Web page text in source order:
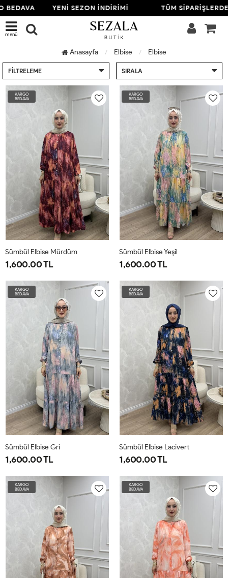
YENİ SEZON İNDİRİMİ TÜM SİPARİŞLERDE
menü
Anasayfa Elbise Elbise
FILTRELEME SIRALA
KARGO
BEDAVA
1-
4042
2-
4446
3-
Sümbül Elbise Mürdüm
1,600.00 TL
KARGO
BEDAVA
1-
4042
2-
4446
3-
4850
Sümbül Elbise Yeşil
1,600.00 TL
KARGO
BEDAVA
1-
4042
2-
3-
Sümbül Elbise Gri
1,600.00 TL
KARGO
BEDAVA
1-
4042
2-
3-
4850
Sümbül Elbise Lacivert
1,600.00 TL
KARGO
BEDAVA
KARGO
BEDAVA